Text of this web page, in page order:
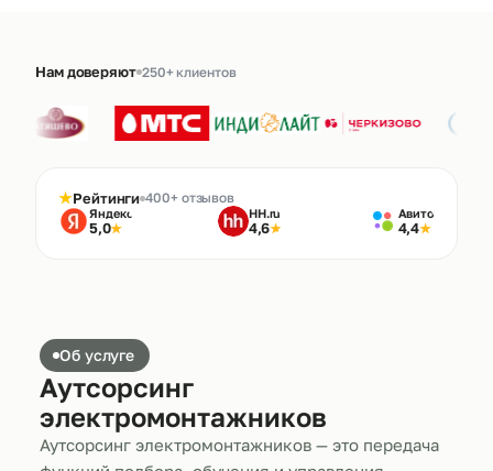
Нам доверяют 250+ клиентов
★Рейтинги 400+ отзывов
Яндекс
5,0★
HH.ru
4,6★
Авито
4,4★
Об услуге
Аутсорсинг
электромонтажников
Аутсорсинг электромонтажников — это передача